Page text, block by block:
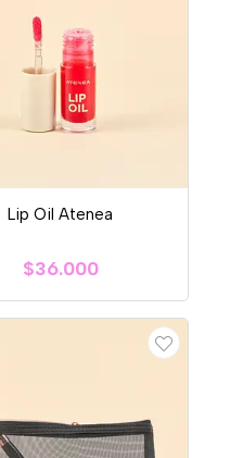
Lip Oil Atenea
$36.000